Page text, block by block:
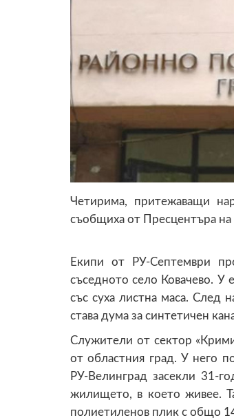
Четирима, притежаващи
съобщиха от Пресцентъра
Екипи от РУ-Септември
съседното село Ковачево. У
със суха листна маса. След
става дума за синтетичен
Служители от сектор
от областния град. У него
РУ-Велинград засекли 31-
жилището, в което живее.
полиетиленов плик с общо